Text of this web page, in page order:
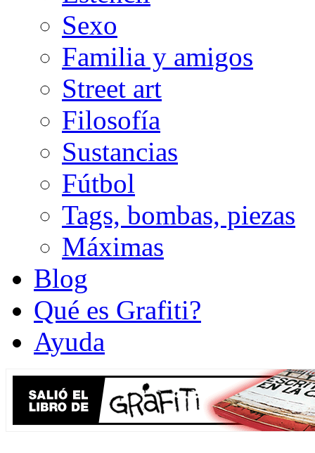
Sexo
Familia y amigos
Street art
Filosofía
Sustancias
Fútbol
Tags, bombas, piezas
Máximas
Blog
Qué es Grafiti?
Ayuda